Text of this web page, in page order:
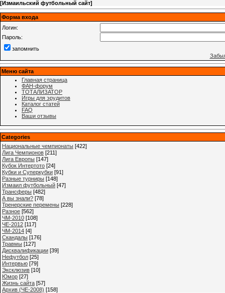
[Измаильский футбольный сайт]
Форма входа
Логин:
Пароль:
запомнить
Меню сайта
Главная страница
ФАН-форум
ТОТАЛИЗАТОР
Игры для эрудитов
Каталог статей
FAQ
Ваши отзывы
Categories
Национальные чемпионаты [422]
Лига Чемпионов [211]
Лига Европы [147]
Кубок Интертото [24]
Кубки и Суперкубки [91]
Разные турниры [148]
Измаил футбольный [47]
Трансферы [482]
А вы знали? [78]
Тренерские перемены [228]
Разное [562]
ЧМ-2010 [108]
ЧЕ-2012 [117]
ЧМ-2014 [4]
Cкандалы [176]
Травмы [127]
Дисквалификации [39]
Нефутбол [25]
Интервью [79]
Эксклюзив [10]
Юмор [27]
Жизнь сайта [57]
Архив (ЧЕ-2008) [158]